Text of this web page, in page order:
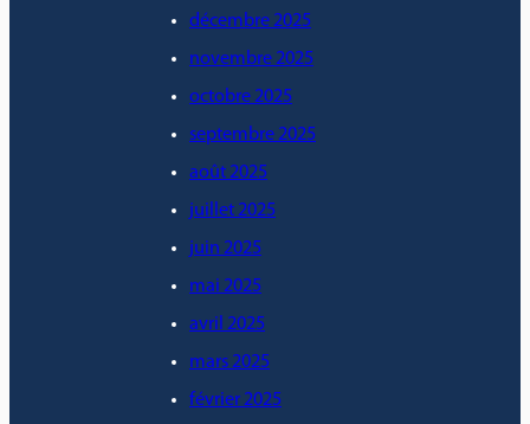
décembre 2025
novembre 2025
octobre 2025
septembre 2025
août 2025
juillet 2025
juin 2025
mai 2025
avril 2025
mars 2025
février 2025